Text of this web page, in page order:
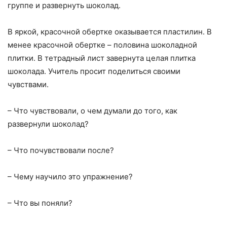
группе и развернуть шоколад.
В яркой, красочной обертке оказывается пластилин. В
менее красочной обертке – половина шоколадной
плитки. В тетрадный лист завернута целая плитка
шоколада. Учитель просит поделиться своими
чувствами.
– Что чувствовали, о чем думали до того, как
развернули шоколад?
– Что почувствовали после?
– Чему научило это упражнение?
– Что вы поняли?